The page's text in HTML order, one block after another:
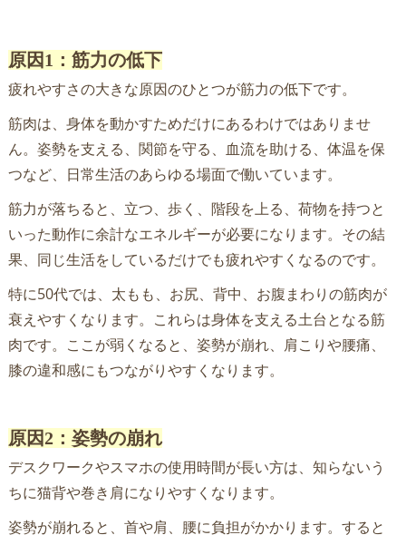
原因1：筋力の低下
疲れやすさの大きな原因のひとつが筋力の低下です。
筋肉は、身体を動かすためだけにあるわけではありませ
ん。姿勢を支える、関節を守る、血流を助ける、体温を保
つなど、日常生活のあらゆる場面で働いています。
筋力が落ちると、立つ、歩く、階段を上る、荷物を持つと
いった動作に余計なエネルギーが必要になります。その結
果、同じ生活をしているだけでも疲れやすくなるのです。
特に50代では、太もも、お尻、背中、お腹まわりの筋肉が
衰えやすくなります。これらは身体を支える土台となる筋
肉です。ここが弱くなると、姿勢が崩れ、肩こりや腰痛、
膝の違和感にもつながりやすくなります。
原因2：姿勢の崩れ
デスクワークやスマホの使用時間が長い方は、知らないう
ちに猫背や巻き肩になりやすくなります。
姿勢が崩れると、首や肩、腰に負担がかかります。すると